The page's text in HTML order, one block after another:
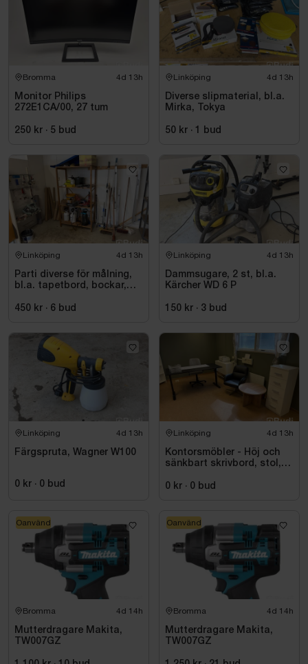
Bromma 4d 13h
Monitor Philips
272E1CA/00, 27 tum
250 kr · 5 bud
Linköping 4d 13h
Diverse slipmaterial, bl.a.
Mirka, Tokya
50 kr · 1 bud
Linköping 4d 13h
Parti diverse för målning,
bl.a. tapetbord, bockar,
redskap
450 kr · 6 bud
Linköping 4d 13h
Dammsugare, 2 st, bl.a.
Kärcher WD 6 P
150 kr · 3 bud
Linköping 4d 13h
Färgspruta, Wagner W100
0 kr · 0 bud
Linköping 4d 13h
Kontorsmöbler - Höj och
sänkbart skrivbord, stol,
0 kr · 0 bud
Bromma 4d 14h
Mutterdragare Makita,
TW007GZ
Oanvänd
Bromma 4d 14h
Mutterdragare Makita,
TW007GZ
Oanvänd